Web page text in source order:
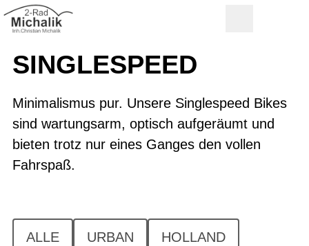
SINGLESPEED
Minimalismus pur. Unsere Singlespeed Bikes
sind wartungsarm, optisch aufgeräumt und
bieten trotz nur eines Ganges den vollen
Fahrspaß.
ALLE URBAN HOLLAND